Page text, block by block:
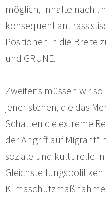
möglich, Inhalte nach
konsequent
Positionen in die Breite
und GRÜNE.
Zweitens müssen wir
jener stehen, die das
Schatten die extreme
der Angriff auf
soziale und kulturelle
Gleichstellungspolitiken